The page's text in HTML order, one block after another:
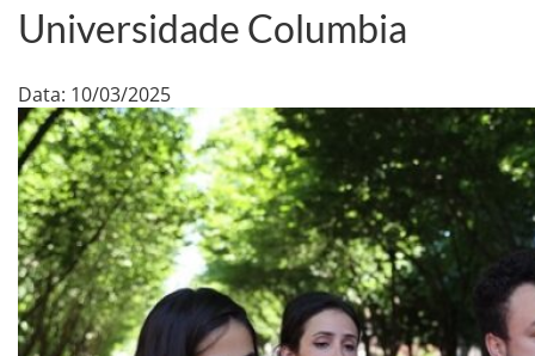
Universidade Columbia
Data: 10/03/2025